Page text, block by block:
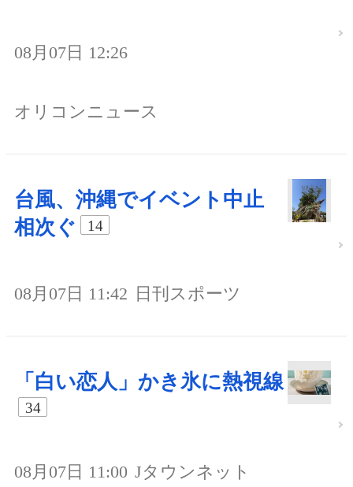
08月07日 12:26
オリコンニュース
台風、沖縄でイベント中止
相次ぐ
14
08月07日 11:42 日刊スポーツ
「白い恋人」かき氷に熱視線
34
08月07日 11:00 Jタウンネット